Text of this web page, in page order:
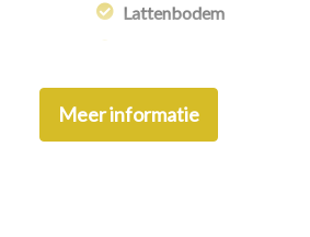
Lattenbodem
Middenkeuken
Omvormer
Meer informatie